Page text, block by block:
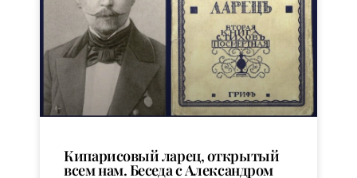
Кипарисовый ларец, открытый
всем нам. Беседа с Александром